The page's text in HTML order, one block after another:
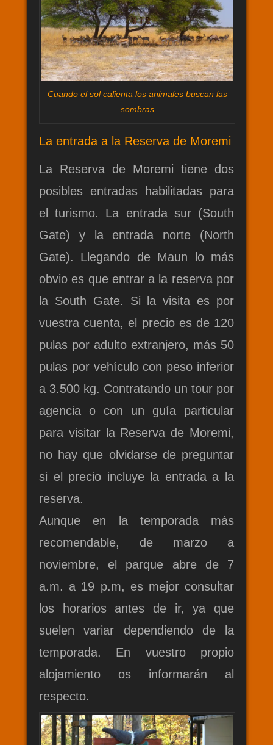
Cuando el sol calienta los animales buscan las
sombras
La entrada a la Reserva de Moremi
La Reserva de Moremi tiene dos
posibles entradas habilitadas para
el turismo. La entrada sur (South
Gate) y la entrada norte (North
Gate). Llegando de Maun lo más
obvio es que entrar a la reserva por
la South Gate. Si la visita es por
vuestra cuenta, el precio es de 120
pulas por adulto extranjero, más 50
pulas por vehículo con peso inferior
a 3.500 kg. Contratando un tour por
agencia o con un guía particular
para visitar la Reserva de Moremi,
no hay que olvidarse de preguntar
si el precio incluye la entrada a la
reserva.
Aunque en la temporada más
recomendable, de marzo a
noviembre, el parque abre de 7
a.m. a 19 p.m, es mejor consultar
los horarios antes de ir, ya que
suelen variar dependiendo de la
temporada. En vuestro propio
alojamiento os informarán al
respecto.